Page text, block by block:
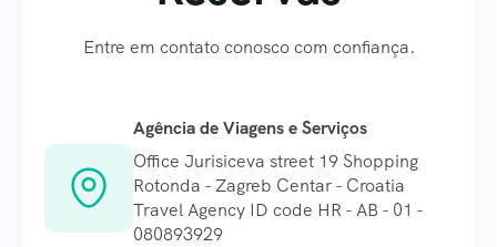
Entre em contato conosco com confiança.
Agência de Viagens e Serviços
Office Jurisiceva street 19 Shopping
Rotonda - Zagreb Centar - Croatia
Travel Agency ID code HR - AB - 01 -
080893929